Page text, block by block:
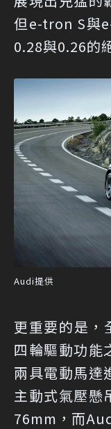
但e-tron S與
0.28與0.26的
Audi提供
更重要的是
四輪驅動功能
兩具電動馬達
主動式氣壓懸
76mm，而